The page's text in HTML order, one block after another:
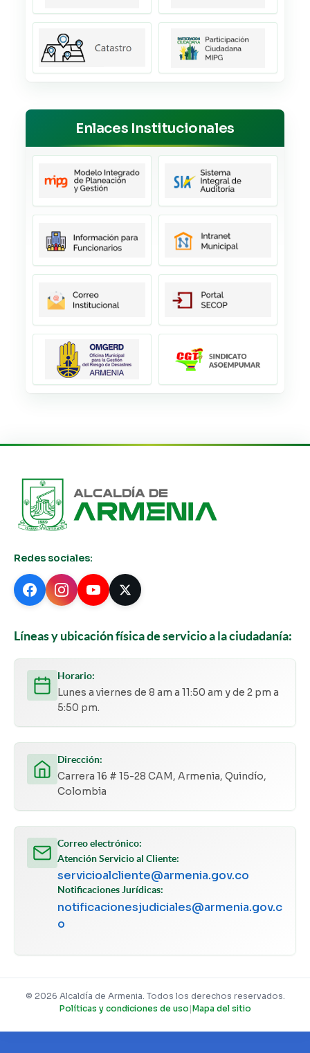
Enlaces Institucionales
Redes sociales:
Líneas y ubicación física de servicio a la ciudadanía:
Horario:
Lunes a viernes de 8 am a 11:50 am y de 2 pm a
5:50 pm.
Dirección:
Carrera 16 # 15-28 CAM, Armenia, Quindío,
Colombia
Correo electrónico:
Atención Servicio al Cliente:
servicioalcliente@armenia.gov.co
Notificaciones Jurídicas:
notificacionesjudiciales@armenia.gov.c
o
© 2026 Alcaldía de Armenia. Todos los derechos reservados.
Políticas y condiciones de uso |Mapa del sitio